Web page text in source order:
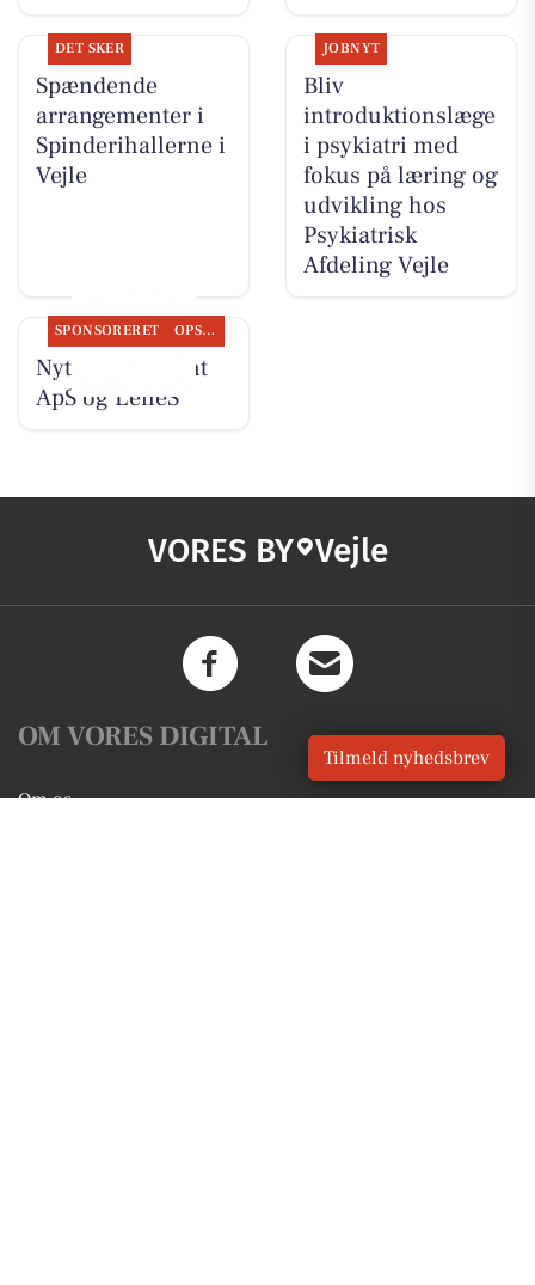
DET SKER
Spændende
arrangementer i
Spinderihallerne i
Vejle
JOBNYT
Bliv
introduktionslæge
i psykiatri med
fokus på læring og
udvikling hos
Psykiatrisk
Afdeling Vejle
SPONSORERET OPSLAGSTAVLEN
Nyt fra Fairpaint
ApS og LeneS
VORES BY Vejle
OM VORES DIGITAL
Om os
Tilmeld nyhedsbrev